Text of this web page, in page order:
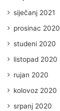
siječanj 2021
prosinac 2020
studeni 2020
listopad 2020
rujan 2020
kolovoz 2020
srpanj 2020